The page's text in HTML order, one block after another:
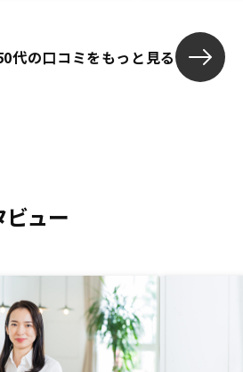
代の口コミをもっと見る
ュー